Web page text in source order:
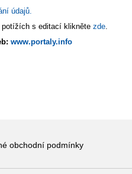
údajů.
potížích s editací klikněte zde
www.portaly.info
obchodní podmínky